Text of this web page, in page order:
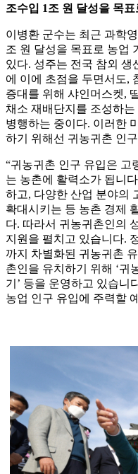
조수입 1조 원 달성을 목표
이병환 군수는 최근 과학
조 원 달성을 목표로 농업
있다. 성주는 전국 참외 생
에 이에 초점을 두면서도,
증대를 위해 샤인머스켓,
채소 재배단지를 조성하
병행하는 중이다. 이러한
하기 위해선 귀농귀촌 인
“귀농귀촌 인구 유입은 고
는 농촌에 활력소가 됩니
하고, 다양한 산업 분야의
확대시키는 등 농촌 경제
다. 따라서 귀농귀촌인의
지원을 펼치고 있습니다.
까지 차별화된 귀농귀촌
촌인을 유치하기 위해 ‘귀
기’ 등을 운영하고 있습니
농업 인구 유입에 주력할